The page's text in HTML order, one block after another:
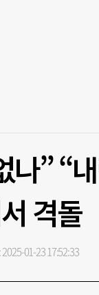
나” “
격돌
2025-01-23 17:52:33